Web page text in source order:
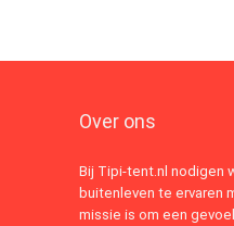
Over ons
Bij Tipi-tent.nl nodigen
buitenleven te ervaren
missie is om een